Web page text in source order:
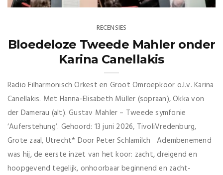
RECENSIES
Bloedeloze Tweede Mahler onder
Karina Canellakis
Radio Filharmonisch Orkest en Groot Omroepkoor o.l.v. Karina
Canellakis. Met Hanna-Elisabeth Müller (sopraan), Okka von
der Damerau (alt). Gustav Mahler – Tweede symfonie
‘Auferstehung’. Gehoord: 13 juni 2026, TivoliVredenburg,
Grote zaal, Utrecht* Door Peter Schlamilch Adembenemend
was hij, de eerste inzet van het koor: zacht, dreigend en
hoopgevend tegelijk, onhoorbaar beginnend en zacht-